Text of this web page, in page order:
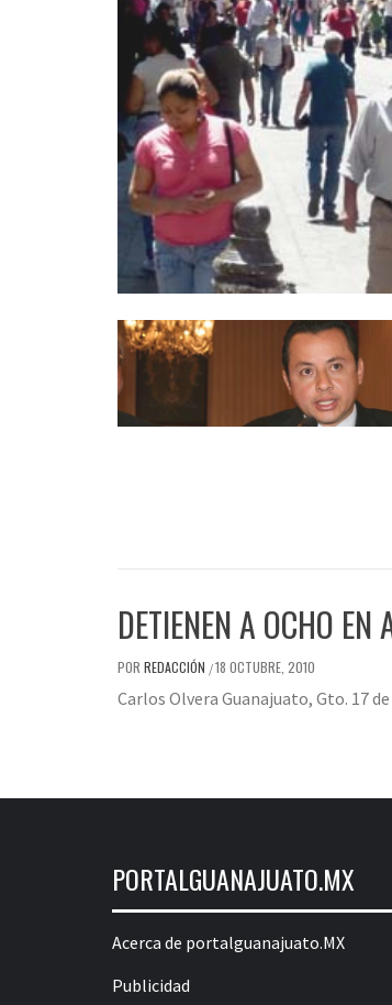
DETIENEN A OCHO
POR REDACCIÓN /18 OCTUBRE, 2010
Carlos Olvera Guanajuato, Gto. 17
PORTALGUANAJUATO.MX
Acerca de portalguanajuato.MX
Publicidad